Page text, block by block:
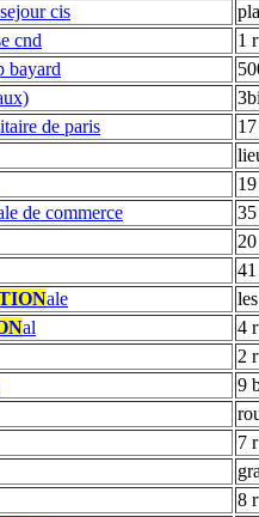
cis
cnd
1
bayard
de paris
de commerce
ale
al
4
2
9
7
8